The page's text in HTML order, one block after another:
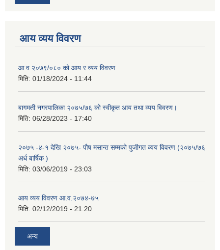
आय व्यय विवरण
आ.व.२०७९/०८० को आय र व्यय विवरण
मिति: 01/18/2024 - 11:44
बागमती नगरपालिका २०७५/७६ को स्वीकृत आय तथा व्यय विवरण।
मिति: 06/28/2023 - 17:40
२०७५ -४-१ देखि २०७५- पौष मसान्त सम्मको पुजीगत व्यय विवरण (२०७५/७६
अर्ध बार्षिक )
मिति: 03/06/2019 - 23:03
आय व्यय विवरण आ.व.२०७४-७५
मिति: 02/12/2019 - 21:20
अन्य